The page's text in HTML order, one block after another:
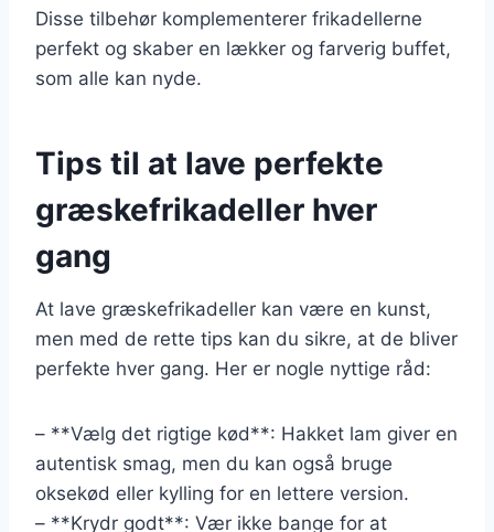
Disse tilbehør komplementerer frikadellerne
perfekt og skaber en lækker og farverig buffet,
som alle kan nyde.
Tips til at lave perfekte
græskefrikadeller hver
gang
At lave græskefrikadeller kan være en kunst,
men med de rette tips kan du sikre, at de bliver
perfekte hver gang. Her er nogle nyttige råd:
– **Vælg det rigtige kød**: Hakket lam giver en
autentisk smag, men du kan også bruge
oksekød eller kylling for en lettere version.
– **Krydr godt**: Vær ikke bange for at